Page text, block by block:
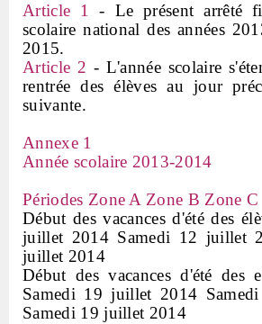
Article 1 - Le présent arrêté
scolaire national des années
2015.
Article 2 - L'année scolaire
rentrée des élèves au jour
suivante.
Annexe 1
Année scolaire 2013-2014
Périodes Zone A Zone B Zone C
Début des vacances d'été des
juillet 2014 Samedi 12 juillet
juillet 2014
Début des vacances d'été des
Samedi 19 juillet 2014
Samedi 19 juillet 2014